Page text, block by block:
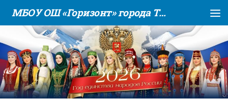
Skip to content МБОУ ОШ «Горизонт» города Тюмени